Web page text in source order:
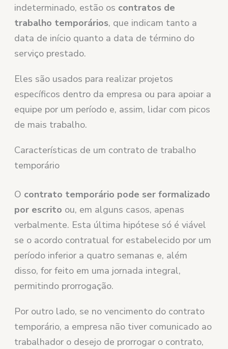
indeterminado, estão os contratos de
trabalho temporários, que indicam tanto a
data de início quanto a data de término do
serviço prestado.
Eles são usados ​​para realizar projetos
específicos dentro da empresa ou para apoiar a
equipe por um período e, assim, lidar com picos
de mais trabalho.
Características de um contrato de trabalho
temporário
O contrato temporário pode ser formalizado
por escrito ou, em alguns casos, apenas
verbalmente. Esta última hipótese só é viável
se o acordo contratual for estabelecido por um
período inferior a quatro semanas e, além
disso, for feito em uma jornada integral,
permitindo prorrogação.
Por outro lado, se no vencimento do contrato
temporário, a empresa não tiver comunicado ao
trabalhador o desejo de prorrogar o contrato,